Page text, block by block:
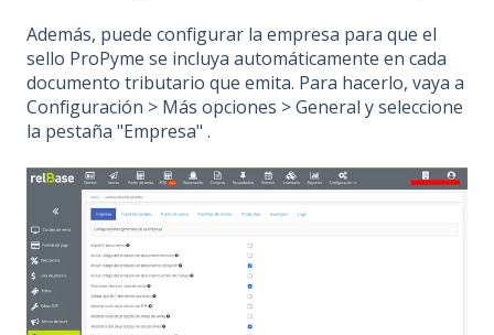
Además, puede configurar la empresa para que el
sello ProPyme se incluya automáticamente en cada
documento tributario que emita. Para hacerlo, vaya a
Configuración > Más opciones > General y seleccione
la pestaña "Empresa" .